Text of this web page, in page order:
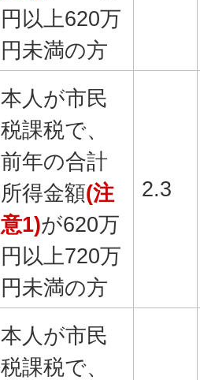
円以上620万
円未満の方
本人が市民
税課税で、
前年の合計
所得金額(注
意1)が620万
円以上720万
円未満の方
2.3
本人が市民
税課税で、